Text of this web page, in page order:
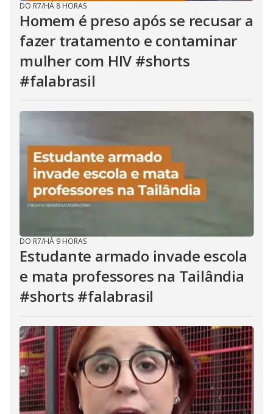
DO R7/HÁ 8 HORAS
Homem é preso após se recusar a
fazer tratamento e contaminar
mulher com HIV #shorts
#falabrasil
DO R7/HÁ 9 HORAS
Estudante armado invade escola
e mata professores na Tailândia
#shorts #falabrasil